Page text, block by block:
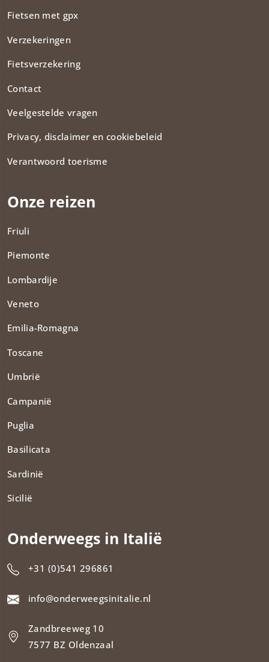
Fietsen met gpx
Verzekeringen
Fietsverzekering
Contact
Veelgestelde vragen
Privacy, disclaimer en cookiebeleid
Verantwoord toerisme
Onze reizen
Friuli
Piemonte
Lombardije
Veneto
Emilia-Romagna
Toscane
Umbrië
Campanië
Puglia
Basilicata
Sardinië
Sicilië
Onderweegs in Italië
+31 (0)541 296861
info@onderweegsinitalie.nl
Zandbreeweg 10
7577 BZ Oldenzaal